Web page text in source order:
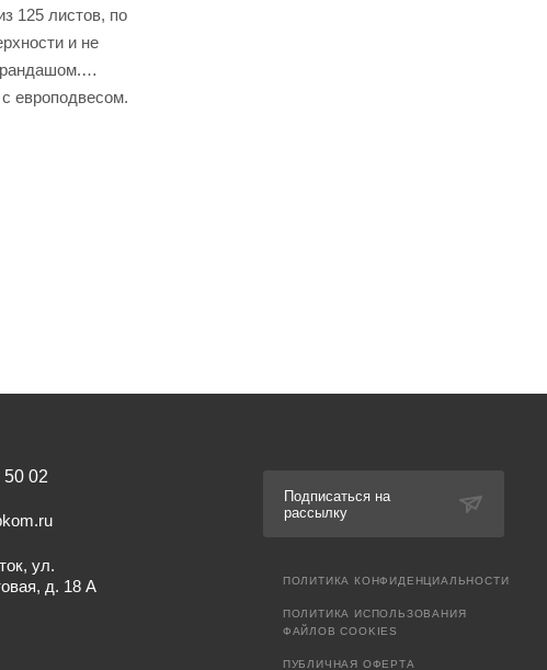
125 листов, по
и не
европодвесом.
50 02
ул.
д. 18 А
Подписаться на
рассылку
ПОЛИТИКА КОНФИДЕНЦИАЛЬНОСТИ
ПОЛИТИКА ИСПОЛЬЗОВАНИЯ
ФАЙЛОВ COOKIES
ПУБЛИЧНАЯ ОФЕРТА